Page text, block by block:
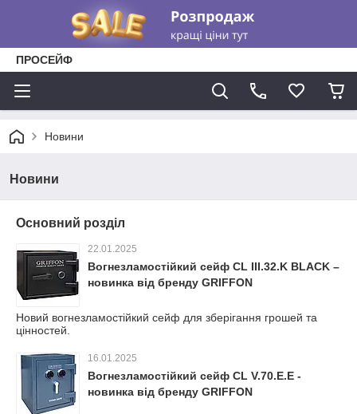
ПРОСЕЙФ
Новини
Новини
Основний розділ
22.01.2025
Вогнезламостійкий сейф CL III.32.K BLACK –
новинка від бренду GRIFFON
Новий вогнезламостійкий сейф для зберігання грошей та
цінностей.
16.01.2025
Вогнезламостійкий сейф CL V.70.E.E -
новинка від бренду GRIFFON